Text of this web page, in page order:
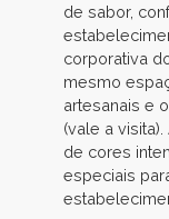
de sabor,
corporativa
mesmo
artesanais e
(vale a
de cores
especiais